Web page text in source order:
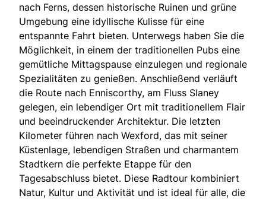
nach Ferns, dessen historische Ruinen und grüne
Umgebung eine idyllische Kulisse für eine
entspannte Fahrt bieten. Unterwegs haben Sie die
Möglichkeit, in einem der traditionellen Pubs eine
gemütliche Mittagspause einzulegen und regionale
Spezialitäten zu genießen. Anschließend verläuft
die Route nach Enniscorthy, am Fluss Slaney
gelegen, ein lebendiger Ort mit traditionellem Flair
und beeindruckender Architektur. Die letzten
Kilometer führen nach Wexford, das mit seiner
Küstenlage, lebendigen Straßen und charmantem
Stadtkern die perfekte Etappe für den
Tagesabschluss bietet. Diese Radtour kombiniert
Natur, Kultur und Aktivität und ist ideal für alle, die